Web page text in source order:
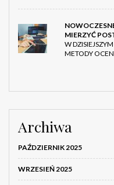
MIERZYĆ
W
METODY
Archiwa
PAŹDZIERNIK 2025
WRZESIEŃ 2025